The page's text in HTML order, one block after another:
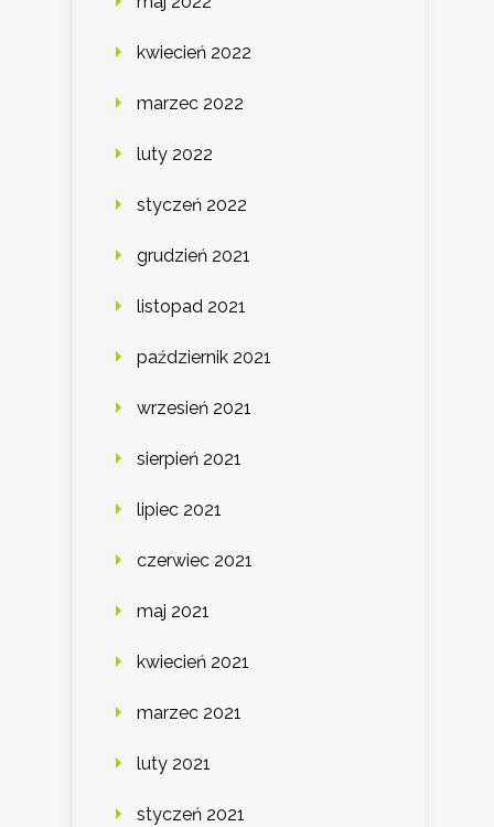
kwiecień 2022
marzec 2022
luty 2022
styczeń 2022
grudzień 2021
listopad 2021
październik 2021
wrzesień 2021
sierpień 2021
lipiec 2021
czerwiec 2021
maj 2021
kwiecień 2021
marzec 2021
luty 2021
styczeń 2021